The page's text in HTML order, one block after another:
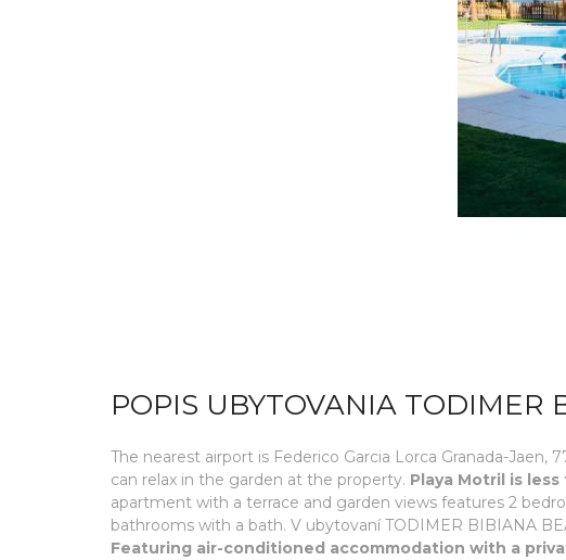
POPIS UBYTOVANIA TODIMER
The nearest airport is Federico Garcia Lorca Granada-
can relax in the garden at the property. Playa Motril is
apartment with a terrace and garden views features 2
bathrooms with a bath. V ubytovaní TODIMER BIBIANA
Featuring air-conditioned accommodation with a